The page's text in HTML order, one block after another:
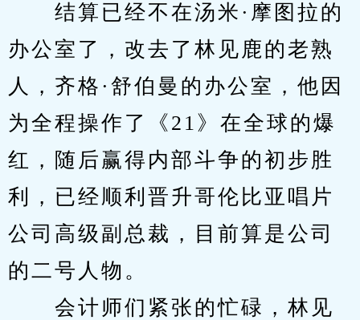
结算已经不在汤米·摩图拉的
办公室了，改去了林见鹿的老熟
人，齐格·舒伯曼的办公室，他因
为全程操作了《21》在全球的爆
红，随后赢得内部斗争的初步胜
利，已经顺利晋升哥伦比亚唱片
公司高级副总裁，目前算是公司
的二号人物。
会计师们紧张的忙碌，林见